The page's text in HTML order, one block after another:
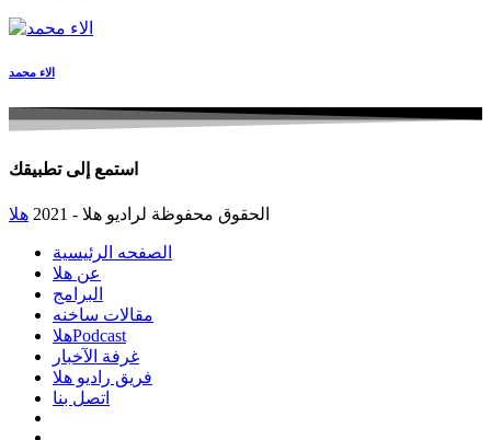
الاء محمد
استمع إلى تطبيقك
الحقوق محفوظة لراديو هلا - 2021 هلا
الصفحه الرئيسية
عن هلا
البرامج
مقالات ساخنه
هلاPodcast
غرفة الآخبار
فريق راديو هلا
اتصل بنا